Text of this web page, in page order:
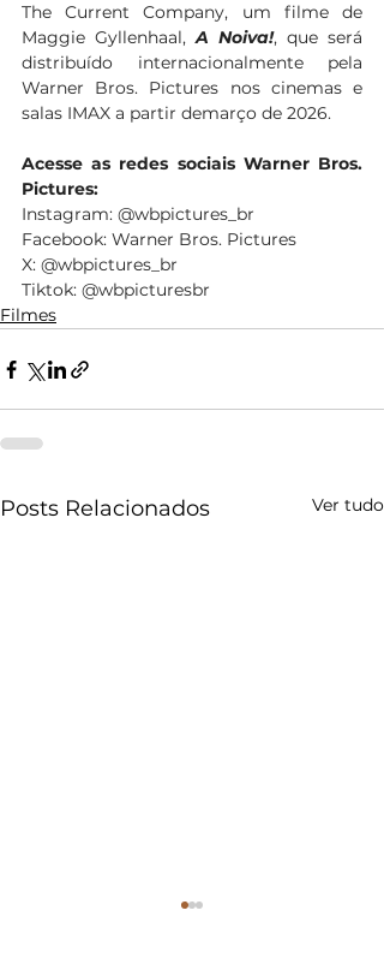
The Current Company, um filme de
Maggie Gyllenhaal, A Noiva!, que será
distribuído internacionalmente pela
Warner Bros. Pictures nos cinemas e
salas IMAX a partir demarço de 2026.
Acesse as redes sociais Warner Bros.
Pictures:
Instagram: @wbpictures_br
Facebook: Warner Bros. Pictures
X: @wbpictures_br
Tiktok: @wbpicturesbr
Filmes
Posts Relacionados Ver tudo